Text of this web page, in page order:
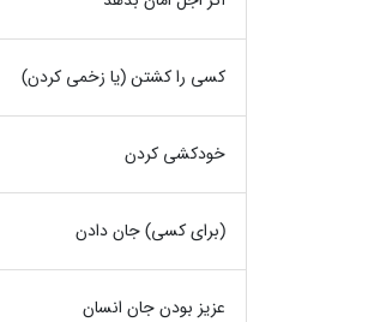
کسی را کشتن (یا زخمی کردن)
خودکشی کردن
(برای کسی) جان دادن
عزیز بودن جان انسان